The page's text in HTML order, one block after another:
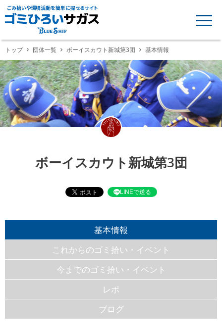
ごみ拾いや環境活動を簡単に探せるサイト
トップ 団体一覧 ボーイスカウト新城第3団 基本情報
ボーイスカウト新城第3団
LINEで送る
基本情報
これからのゴミ拾い・イベント
今までのゴミ拾い・イベント
レポ
ブログ